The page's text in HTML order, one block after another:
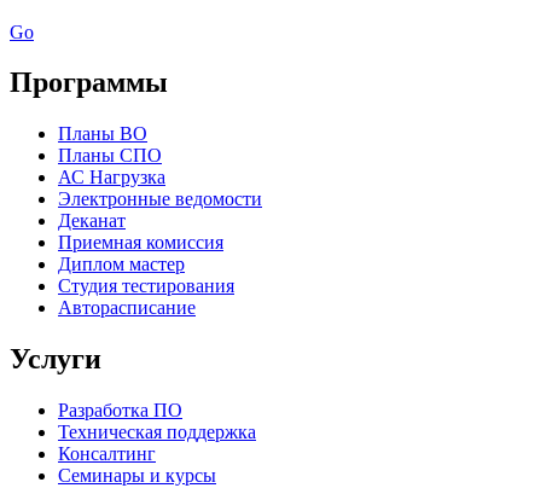
Go
Программы
Планы ВО
Планы СПО
АС Нагрузка
Электронные ведомости
Деканат
Приемная комиссия
Диплом мастер
Студия тестирования
Авторасписание
Услуги
Разработка ПО
Техническая поддержка
Консалтинг
Семинары и курсы